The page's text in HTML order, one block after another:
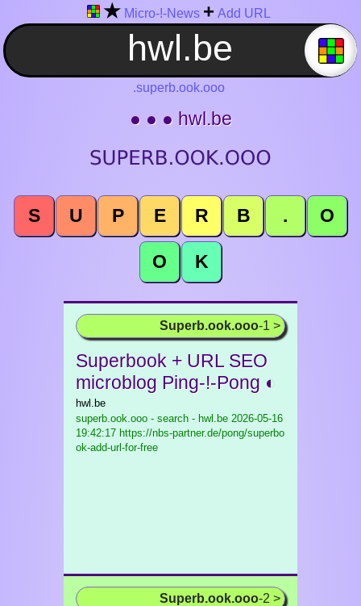
★ Micro-!-News + Add URL
.superb.ook.ooo
● ● ● hwl.be
S U P E R B . O
O K
Superb.ook.ooo-1 >
Superbook + URL SEO
microblog Ping-!-Pong ◐
hwl.be
superb.ook.ooo - search - hwl.be 2026-05-16
19:42:17 https://nbs-partner.de/pong/superbo
ok-add-url-for-free
Superb.ook.ooo-2 >